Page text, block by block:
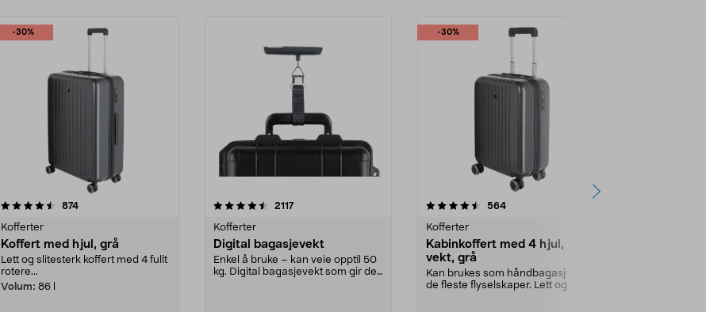
-30%
874anmeldelser
Kofferter
Koffert med hjul, grå
Lett og slitesterk koffert med 4 fullt
rotere...
Volum: 86 l
4.5 av 5 stjerner 2117anmeldelser
Kofferter
Digital bagasjevekt
Enkel å bruke – kan veie opptil 50
kg. Digital bagasjevekt som gir deg
-30%
4.5 av 5 stjerner 564anmeldelser
Kofferter
Kabinkoffert med 4 hjul, lav
vekt, grå
Kan brukes som håndbagasje hos
de fleste flyselskaper. Lett og hard
4.5 av 5 stjerner